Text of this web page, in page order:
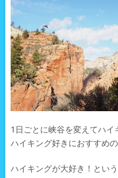
1日ごとに峡谷を変えてハ
ハイキング好きにおすすめ
ハイキングが大好き！とい